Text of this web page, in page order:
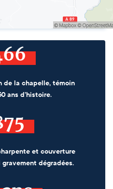
de la chapelle, témoin
ans d’histoire.
et couverture
gravement dégradées.